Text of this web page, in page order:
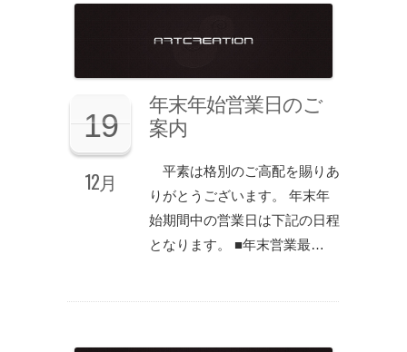
19
12月
年末年始営業日のご
案内
平素は格別のご高配を賜りあ
りがとうございます。 年末年
始期間中の営業日は下記の日程
となります。 ■年末営業最…